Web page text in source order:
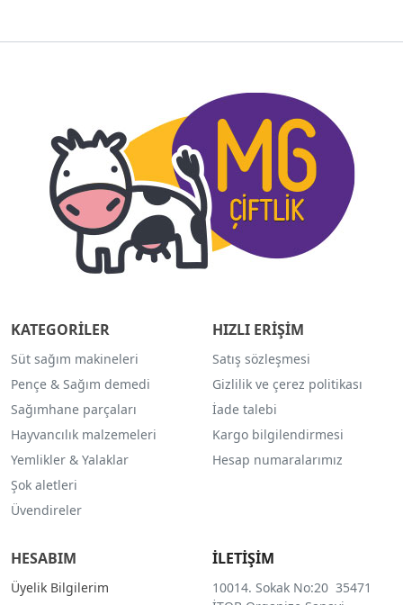
KATEGORİLER
Süt sağım makineleri
Pençe & Sağım demedi
Sağımhane parçaları
Hayvancılık malzemeleri
Yemlikler & Yalaklar
Şok aletleri
Üvendireler
HIZLI ERİŞİM
Satış sözleşmesi
Gizlilik ve çerez politikası
İade talebi
Kargo bilgilendirmesi
Hesap numaralarımız
HESABIM
Üyelik Bilgilerim
İLETİŞİM
10014. Sokak No:20 35471